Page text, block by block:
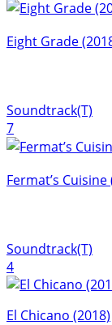
Eight Grade
Soundtrack(T)
7
Fermat’s
Soundtrack(T)
4
El Chicano (2018)